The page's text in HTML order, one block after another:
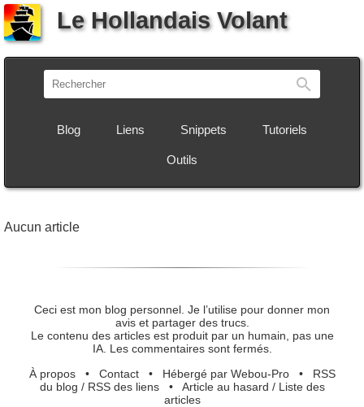
Le Hollandais Volant
Blog Liens Snippets Tutoriels
Outils
Aucun article
Ceci est mon blog personnel. Je l’utilise pour donner mon
avis et partager des trucs.
Le contenu des articles est produit par un humain, pas une
IA. Les commentaires sont fermés.
À propos• Contact• Hébergé par Webou-Pro• RSS
du blog / RSS des liens• Article au hasard / Liste des
articles